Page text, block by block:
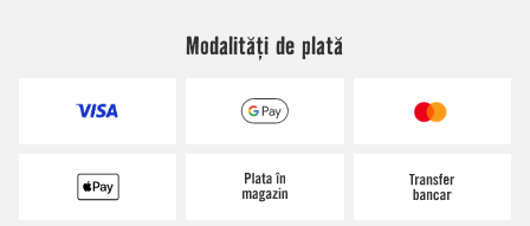
Modalități de plată